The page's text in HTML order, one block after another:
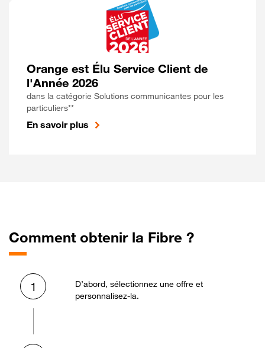
Orange est Élu Service Client de
l'Année 2026
dans la catégorie Solutions communicantes pour les
particuliers**
En savoir plus
Comment obtenir la Fibre ?
1
D’abord, sélectionnez une offre et
personnalisez-la.